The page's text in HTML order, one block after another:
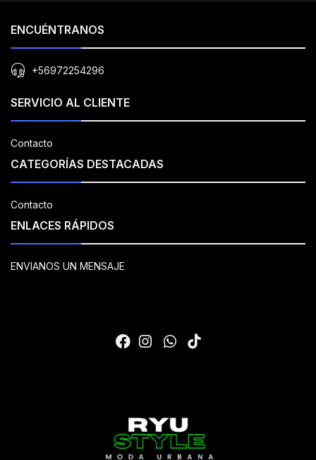
ENCUÉNTRANOS
+56972254296
SERVICIO AL CLIENTE
Contacto
CATEGORÍAS DESTACADAS
Contacto
ENLACES RÁPIDOS
ENVIANOS UN MENSAJE